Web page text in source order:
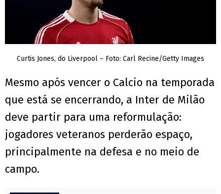
Curtis Jones, do Liverpool – Foto: Carl Recine/Getty Images
Mesmo após vencer o Calcio na temporada
que está se encerrando, a Inter de Milão
deve partir para uma reformulação:
jogadores veteranos perderão espaço,
principalmente na defesa e no meio de
campo.